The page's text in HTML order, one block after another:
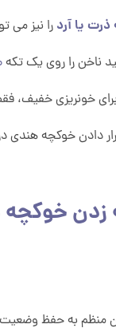
یا آرد را نیز می
ناخن را روی یک تکه
خونریزی خفیف،
دادن خوکچه
زدن
منظم به حفظ